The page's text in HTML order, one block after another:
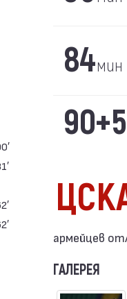
84мин
90+5
армейцев
ГАЛЕРЕЯ